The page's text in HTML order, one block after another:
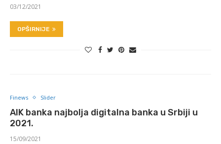
03/12/2021
OPŠIRNIJE
Finews Slider
AIK banka najbolja digitalna banka u Srbiji u
2021.
15/09/2021